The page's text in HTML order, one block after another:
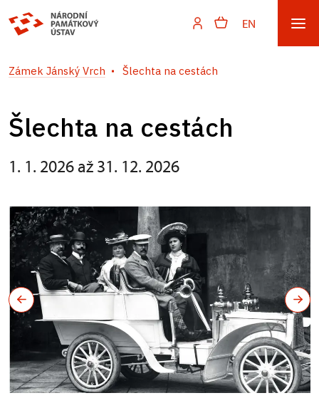
EN
Zámek Jánský Vrch Šlechta na cestách
Šlechta na cestách
1. 1. 2026 až 31. 12. 2026